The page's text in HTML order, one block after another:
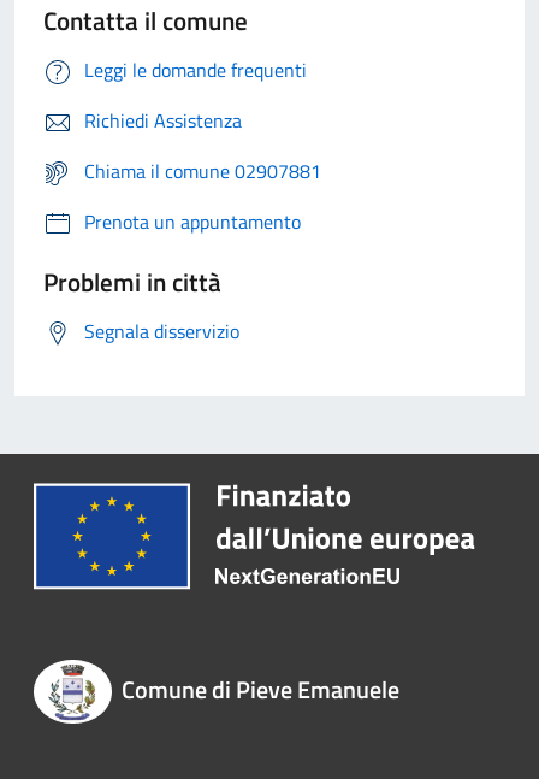
Contatta il comune
Leggi le domande frequenti
Richiedi Assistenza
Chiama il comune 02907881
Prenota un appuntamento
Problemi in città
Segnala disservizio
Comune di Pieve Emanuele